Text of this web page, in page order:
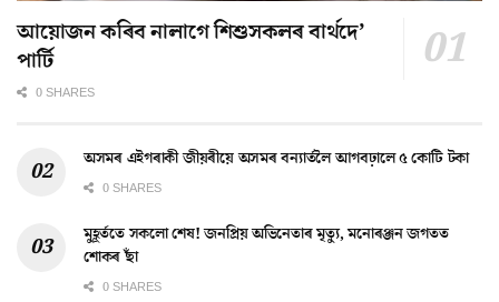
আয়োজন কৰিব নালাগে শিশুসকলৰ বাৰ্থদে’
পাৰ্টি
0 SHARES
অসমৰ এইগৰাকী জীয়ৰীয়ে অসমৰ বন্যাৰ্তলৈ আগবঢ়ালে ৫ কোটি টকা
0 SHARES
মুহূৰ্ততে সকলো শেষ! জনপ্ৰিয় অভিনেতাৰ মৃত্যু, মনোৰঞ্জন জগতত
শোকৰ ছাঁ
0 SHARES